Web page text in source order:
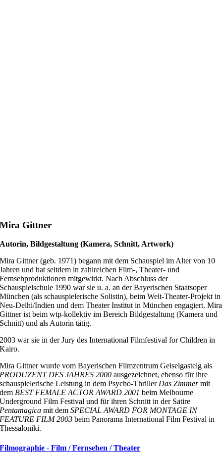
Mira Gittner
Autorin, Bildgestaltung (Kamera, Schnitt, Artwork)
Mira Gittner (geb. 1971) begann mit dem Schauspiel im Alter von 10
Jahren und hat seitdem in zahlreichen Film-, Theater- und
Fernsehproduktionen mitgewirkt. Nach Abschluss der
Schauspielschule 1990 war sie u. a. an der Bayerischen Staatsoper
München (als schauspielerische Solistin), beim Welt-Theater-Projekt in
Neu-Delhi/Indien und dem Theater Institut in München engagiert. Mira
Gittner ist beim wtp-kollektiv im Bereich Bildgestaltung (Kamera und
Schnitt) und als Autorin tätig.
2003 war sie in der Jury des International Filmfestival for Children in
Kairo.
Mira Gittner wurde vom Bayerischen Filmzentrum Geiselgasteig als
PRODUZENT DES JAHRES 2000ausgezeichnet, ebenso für ihre
schauspielerische Leistung in dem Psycho-ThrillerDas Zimmermit
demBEST FEMALE ACTOR AWARD 2001 beim Melbourne
Underground Film Festival und für ihren Schnitt in der Satire
Pentamagica mit demSPECIAL AWARD FOR MONTAGE IN
FEATURE FILM 2003 beim Panorama International Film Festival in
Thessaloniki.
Filmographie - Film / Fernsehen / Theater